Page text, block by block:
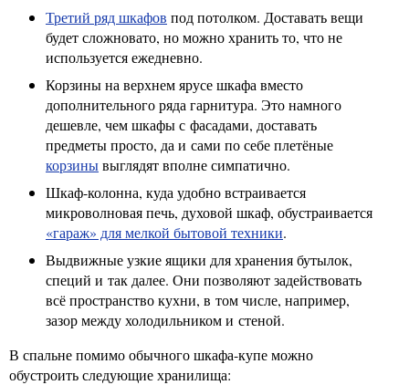
Третий ряд шкафов под потолком. Доставать вещи
будет сложновато, но можно хранить то, что не
используется ежедневно.
Корзины на верхнем ярусе шкафа вместо
дополнительного ряда гарнитура. Это намного
дешевле, чем шкафы с фасадами, доставать
предметы просто, да и сами по себе плетёные
корзинывыглядят вполне симпатично.
Шкаф-колонна, куда удобно встраивается
микроволновая печь, духовой шкаф, обустраивается
«гараж» для мелкой бытовой техники.
Выдвижные узкие ящики для хранения бутылок,
специй и так далее. Они позволяют задействовать
всё пространство кухни, в том числе, например,
зазор между холодильником и стеной.
В спальне помимо обычного шкафа-купе можно
обустроить следующие хранилища: